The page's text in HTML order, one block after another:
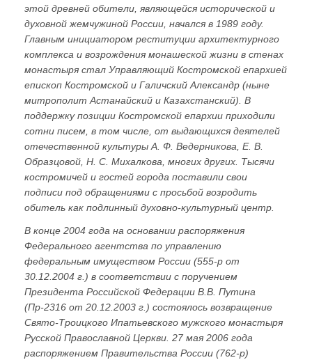
этой древней обители, являющейся исторической и
духовной жемчужиной России, начался в 1989 году.
Главным инициатором реституции архитектурного
комплекса и возрождения монашеской жизни в стенах
монастыря стал Управляющий Костромской епархией
епископ Костромской и Галичский Александр (ныне
митрополит Астанайский и Казахстанский). В
поддержку позиции Костромской епархии приходили
сотни писем, в том числе, от выдающихся деятелей
отечественной культуры А. Ф. Ведерникова, Е. В.
Образцовой, Н. С. Михалкова, многих других. Тысячи
костромичей и гостей города поставили свои
подписи под обращениями с просьбой возродить
обитель как подлинный духовно-культурный центр.
В конце 2004 года на основании распоряжения
Федерального агентства по управлению
федеральным имуществом России (555-р от
30.12.2004 г.) в соответствии с поручением
Президента Российской Федерации В.В. Путина
(Пр-2316 от 20.12.2003 г.) состоялось возвращение
Свято-Троицкого Ипатьевского мужского монастыря
Русской Православной Церкви. 27 мая 2006 года
распоряжением Правительства России (762-р)